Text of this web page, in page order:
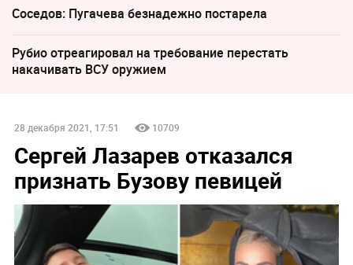
Соседов: Пугачева безнадежно постарела
Рубио отреагировал на требование перестать
накачивать ВСУ оружием
28 декабря 2021, 17:51 10709
Сергей Лазарев отказался
признать Бузову певицей